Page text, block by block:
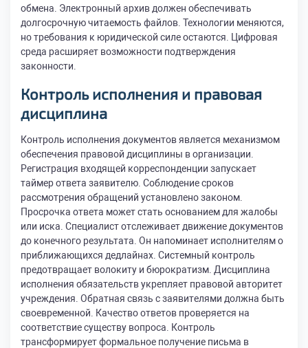
обмена. Электронный архив должен обеспечивать
долгосрочную читаемость файлов. Технологии меняются,
но требования к юридической силе остаются. Цифровая
среда расширяет возможности подтверждения
законности.
Контроль исполнения и правовая
дисциплина
Контроль исполнения документов является механизмом
обеспечения правовой дисциплины в организации.
Регистрация входящей корреспонденции запускает
таймер ответа заявителю. Соблюдение сроков
рассмотрения обращений установлено законом.
Просрочка ответа может стать основанием для жалобы
или иска. Специалист отслеживает движение документов
до конечного результата. Он напоминает исполнителям о
приближающихся дедлайнах. Системный контроль
предотвращает волокиту и бюрократизм. Дисциплина
исполнения обязательств укрепляет правовой авторитет
учреждения. Обратная связь с заявителями должна быть
своевременной. Качество ответов проверяется на
соответствие существу вопроса. Контроль
трансформирует формальное получение письма в